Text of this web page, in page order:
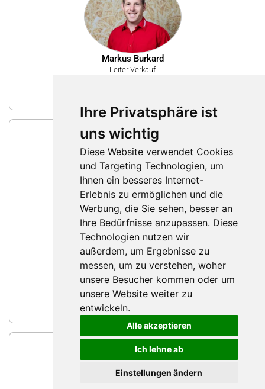
Ihre Privatsphäre ist
uns wichtig
Diese Website verwendet Cookies
und Targeting Technologien, um
Ihnen ein besseres Internet-
Erlebnis zu ermöglichen und die
Werbung, die Sie sehen, besser an
Ihre Bedürfnisse anzupassen. Diese
Technologien nutzen wir
außerdem, um Ergebnisse zu
messen, um zu verstehen, woher
unsere Besucher kommen oder um
unsere Website weiter zu
entwickeln.
Alle akzeptieren
Ich lehne ab
Einstellungen ändern
Markus Burkard
Leiter Verkauf
Franz Odermatt
Leiter Technik und Entwicklung
Nachricht schreiben